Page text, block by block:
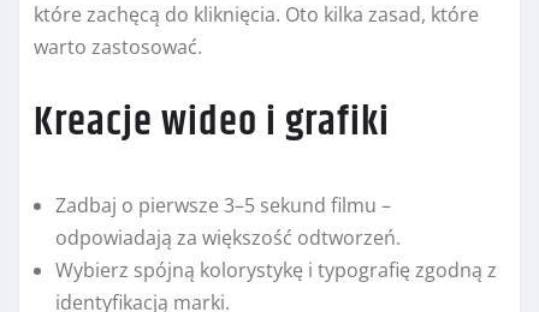
które zachęcą do kliknięcia. Oto kilka zasad, które
warto zastosować.
Kreacje wideo i grafiki
Zadbaj o pierwsze 3–5 sekund filmu –
odpowiadają za większość odtworzeń.
Wybierz spójną kolorystykę i typografię zgodną z
identyfikacją marki.